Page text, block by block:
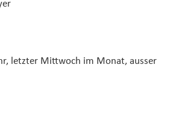
letzter Mittwoch im Monat, ausser